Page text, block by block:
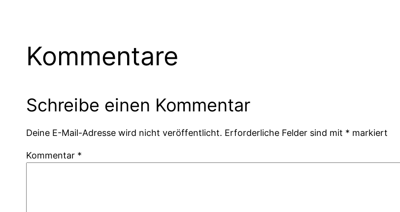
Kommentare
Schreibe einen Kommentar
Deine E-Mail-Adresse wird nicht veröffentlicht. Erforderliche Felder sind mit * markiert
Kommentar *